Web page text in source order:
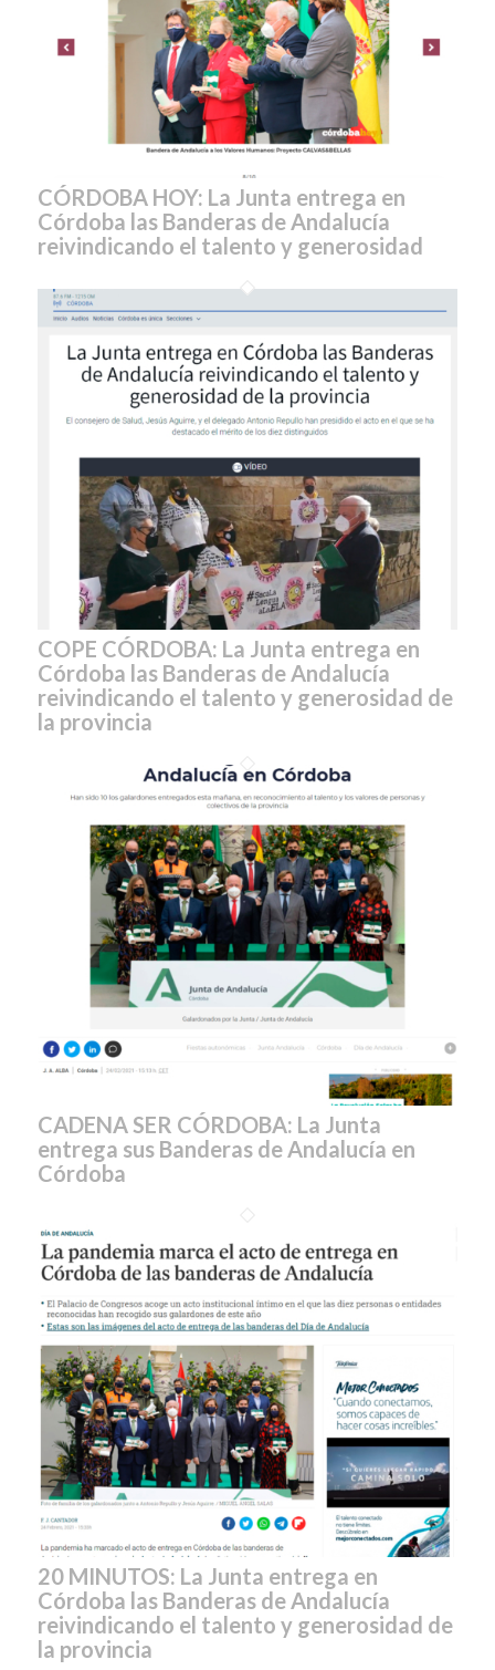
CÓRDOBA HOY: La Junta entrega en
Córdoba las Banderas de Andalucía
reivindicando el talento y generosidad
COPE CÓRDOBA: La Junta entrega en
Córdoba las Banderas de Andalucía
reivindicando el talento y generosidad de
la provincia
CADENA SER CÓRDOBA: La Junta
entrega sus Banderas de Andalucía en
Córdoba
20 MINUTOS: La Junta entrega en
Córdoba las Banderas de Andalucía
reivindicando el talento y generosidad de
la provincia